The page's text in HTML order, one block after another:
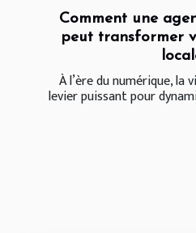
Comment une
peut transformer
À l’ère du numérique, la
levier puissant pour